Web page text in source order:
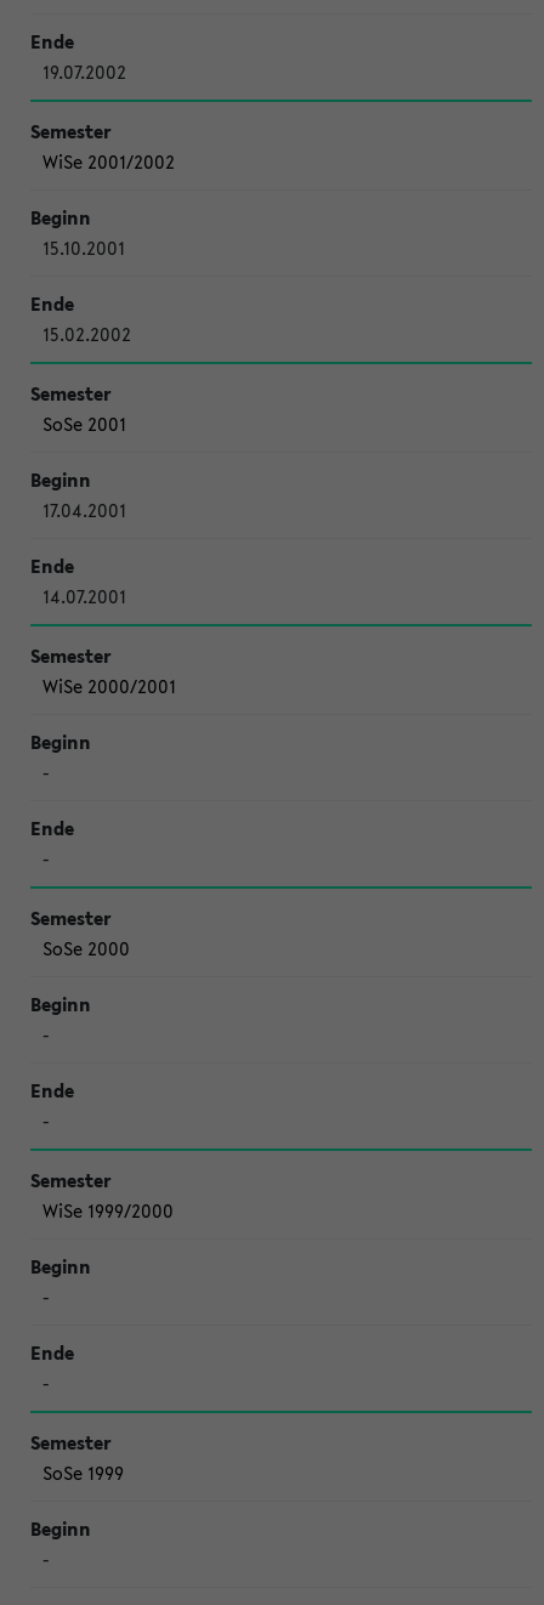
19.07.2002
WiSe 2001/2002
15.10.2001
15.02.2002
SoSe 2001
17.04.2001
14.07.2001
WiSe 2000/2001
-
-
SoSe 2000
-
-
WiSe 1999/2000
-
-
SoSe 1999
-